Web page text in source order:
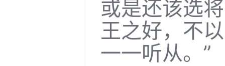
或是还该选
王之好，不
一一听从。”